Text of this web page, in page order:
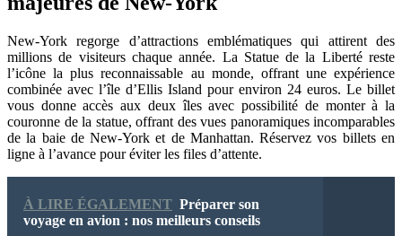
New-York regorge d’attractions emblématiques qui attirent des
millions de visiteurs chaque année. La Statue de la Liberté reste
l’icône la plus reconnaissable au monde, offrant une expérience
combinée avec l’île d’Ellis Island pour environ 24 euros. Le billet
vous donne accès aux deux îles avec possibilité de monter à la
couronne de la statue, offrant des vues panoramiques incomparables
de la baie de New-York et de Manhattan. Réservez vos billets en
ligne à l’avance pour éviter les files d’attente.
À LIRE ÉGALEMENT Préparer son
voyage en avion : nos meilleurs conseils